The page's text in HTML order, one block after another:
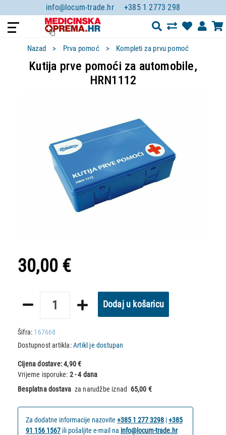
info@locum-trade.hr +385 1 2773 298
Nazad Prva pomoć Kompleti za prvu pomoć
Kutija prve pomoći za automobile,
HRN1112
30,00 €
Dodaj u košaricu
Šifra: 167668
Dostupnost artikla:Artikl je dostupan
Cijena dostave:4,90 €
Vrijeme isporuke: 2 - 4 dana
Besplatna dostava za narudžbe iznad 65,00 €
Za dodatne informacije nazovite +385 1 277 3298 |+385
91 156 1567 ili pošaljite e-mail na info@locum-trade.hr